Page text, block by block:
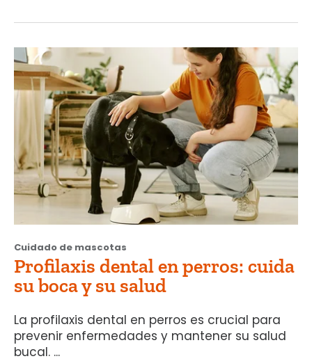
Cuidado de mascotas
Profilaxis dental en perros: cuida
su boca y su salud
La profilaxis dental en perros es crucial para
prevenir enfermedades y mantener su salud
bucal. ...